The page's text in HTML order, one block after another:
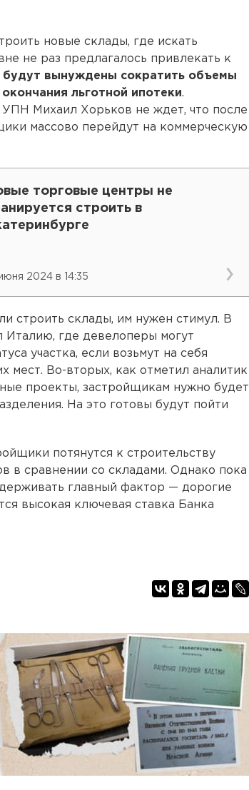
новые склады, где искать
не раз предлагалось привлекать к
будут вынуждены сократить объемы
льготной ипотеки.
УПН Михаил Хорьков не ждет, что после
массово перейдут на коммерческую
торговые центры не
строить в
2024 в 14:35
строить склады, им нужен стимул. В
Италию, где девелоперы могут
участка, если возьмут на себя
мест. Во-вторых, как отметил аналитик
проекты, застройщикам нужно будет
На это готовы будут пойти
потянутся к строительству
в сравнении со складами. Однако пока
главный фактор — дорогие
высокая ключевая ставка Банка